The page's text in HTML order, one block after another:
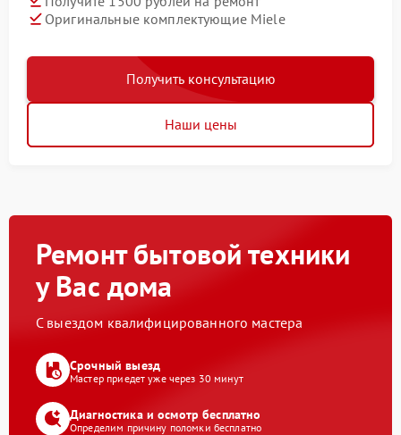
Оригинальные комплектующие Miele
Получить консультацию
Наши цены
Ремонт бытовой техники
у Вас дома
С выездом квалифицированного мастера
Срочный выезд
Мастер приедет уже через 30 минут
Диагностика и осмотр бесплатно
Определим причину поломки бесплатно